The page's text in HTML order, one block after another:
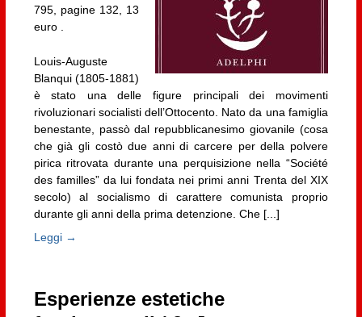
795, pagine 132, 13
euro .
Louis-Auguste
Blanqui (1805-1881)
è stato una delle figure principali dei movimenti
rivoluzionari socialisti dell’Ottocento. Nato da una famiglia
benestante, passò dal repubblicanesimo giovanile (cosa
che già gli costò due anni di carcere per della polvere
pirica ritrovata durante una perquisizione nella “Société
des familles” da lui fondata nei primi anni Trenta del XIX
secolo) al socialismo di carattere comunista proprio
durante gli anni della prima detenzione. Che [...]
Leggi →
Esperienze estetiche